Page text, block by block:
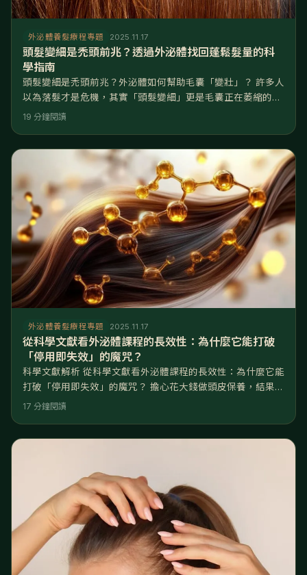
外泌體養髮療程專題 2025.11.17
頭髮變細是禿頭前兆？透過外泌體找回蓬鬆髮量的科
學指南
頭髮變細是禿頭前兆？外泌體如何幫助毛囊「變壯」？ 許多人
以為落髮才是危機，其實「頭髮變細」更是毛囊正在萎縮的危
險信號。這篇文章將帶您了解生物科技如何解決這個難題： 破
（如VEGF、FGF），能直接誘導毛囊延長生長期，讓新長出
的頭髮直徑變粗。 與藥物差異：生髮水(Minoxidil)容易長出
19 分鐘閱讀
外泌體養髮療程專題 2025.11.17
從科學文獻看外泌體課程的長效性：為什麼它能打破
「停用即失效」的魔咒？
科學文獻解析 從科學文獻看外泌體課程的長效性：為什麼它能
打破「停用即失效」的魔咒？ 擔心花大錢做頭皮保養，結果一
停下來就立刻打回原形嗎？其實，關鍵在於您選擇的是「興奮
文將引用科學視
17 分鐘閱讀